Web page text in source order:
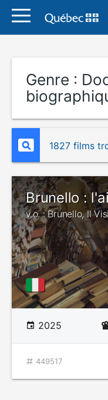
Genre :
1827 films
Brunello :
v.o. : Brunello, Il
2025
449517